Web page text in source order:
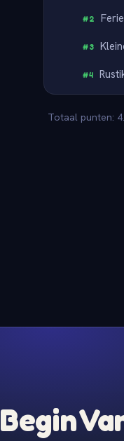
#2
#3
#4
Totaal punten:
Begin